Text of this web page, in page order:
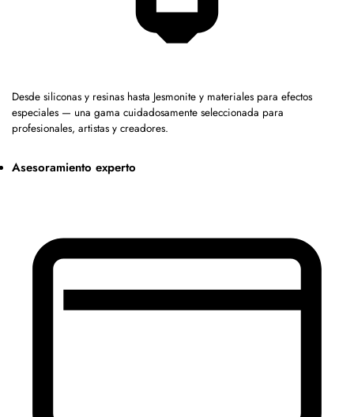
Desde siliconas y resinas hasta Jesmonite y materiales para efectos
especiales — una gama cuidadosamente seleccionada para
profesionales, artistas y creadores.
Asesoramiento experto